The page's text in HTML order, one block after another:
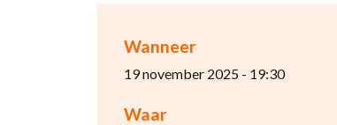
Wanneer
19 november 2025 - 19:30
Waar